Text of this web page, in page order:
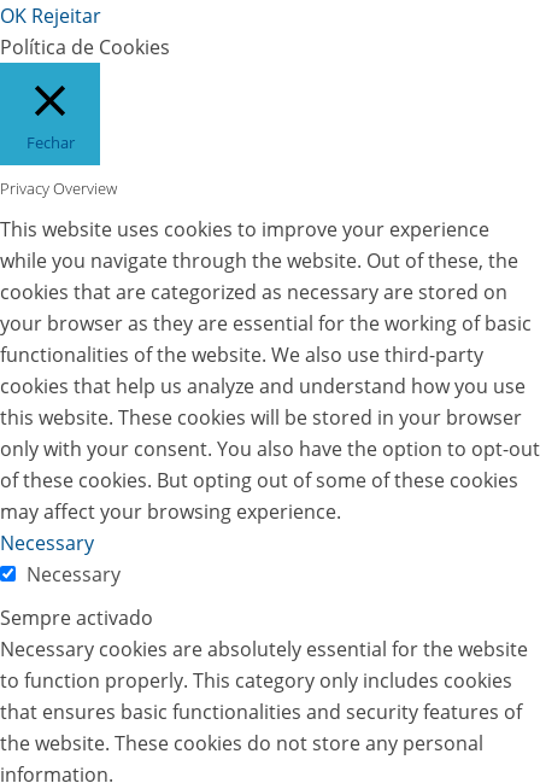
OK Rejeitar
Política de Cookies
Fechar
Privacy Overview
This website uses cookies to improve your experience
while you navigate through the website. Out of these, the
cookies that are categorized as necessary are stored on
your browser as they are essential for the working of basic
functionalities of the website. We also use third-party
cookies that help us analyze and understand how you use
this website. These cookies will be stored in your browser
only with your consent. You also have the option to opt-out
of these cookies. But opting out of some of these cookies
may affect your browsing experience.
Necessary
Necessary
Sempre activado
Necessary cookies are absolutely essential for the website
to function properly. This category only includes cookies
that ensures basic functionalities and security features of
the website. These cookies do not store any personal
information.